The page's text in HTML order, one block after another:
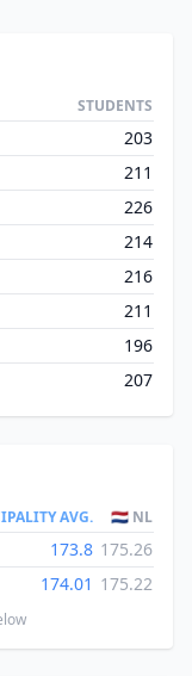
STUDENTS
203
211
226
214
216
211
196
207
AVG. 🇳🇱 NL
173.8 175.26
174.01 175.22